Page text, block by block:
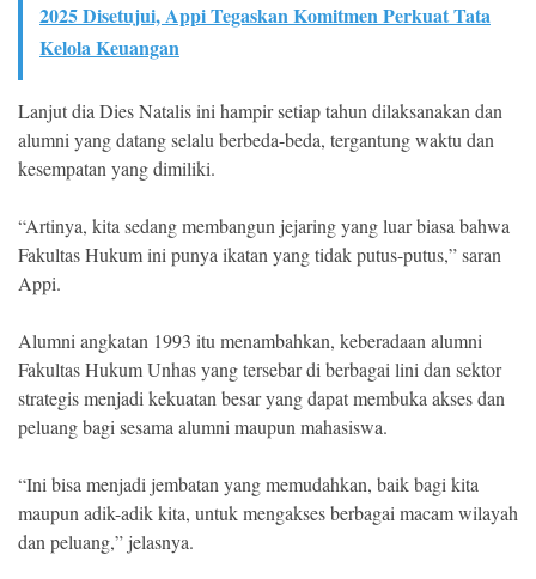
2025 Disetujui, Appi Tegaskan Komitmen Perkuat Tata
Kelola Keuangan
Lanjut dia Dies Natalis ini hampir setiap tahun dilaksanakan dan
alumni yang datang selalu berbeda-beda, tergantung waktu dan
kesempatan yang dimiliki.
“Artinya, kita sedang membangun jejaring yang luar biasa bahwa
Fakultas Hukum ini punya ikatan yang tidak putus-putus,” saran
Appi.
Alumni angkatan 1993 itu menambahkan, keberadaan alumni
Fakultas Hukum Unhas yang tersebar di berbagai lini dan sektor
strategis menjadi kekuatan besar yang dapat membuka akses dan
peluang bagi sesama alumni maupun mahasiswa.
“Ini bisa menjadi jembatan yang memudahkan, baik bagi kita
maupun adik-adik kita, untuk mengakses berbagai macam wilayah
dan peluang,” jelasnya.